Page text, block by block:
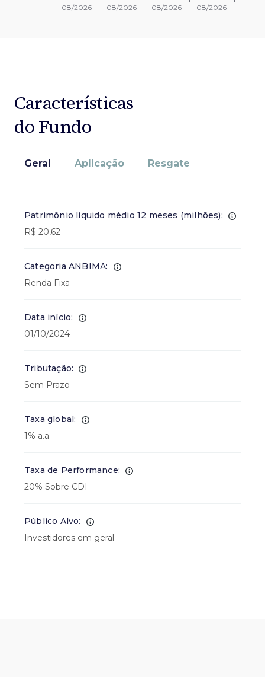
Características
do Fundo
Geral Aplicação Resgate
Patrimônio líquido médio 12 meses (milhões):
R$ 20,62
Categoria ANBIMA:
Renda Fixa
Data início:
01/10/2024
Tributação:
Sem Prazo
Taxa global:
1% a.a.
Taxa de Performance:
20% Sobre CDI
Público Alvo:
Investidores em geral